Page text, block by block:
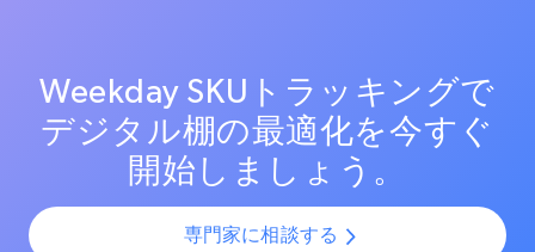
Target - Discover products by category url
URL, Product id, Title, Product description,
Weekday SKUトラッキングで
デジタル棚の最適化を今すぐ
開始しましょう。
専門家に相談する